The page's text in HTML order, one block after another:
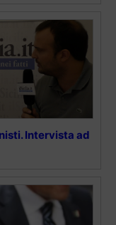
Intervista ad